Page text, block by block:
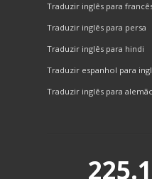
Traduzir inglês para
Traduzir inglês para persa
Traduzir inglês para hindi
Traduzir espanhol para
Traduzir inglês para